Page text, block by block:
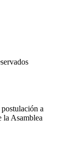
a
la Asamblea